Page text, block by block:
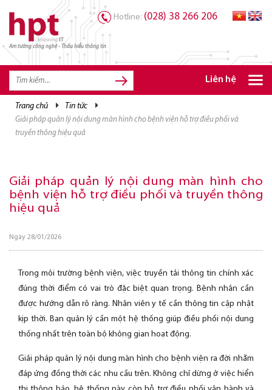
Am tường công nghệ - Thấu hiểu thông tin
Hotline: (028) 38 266 206
Liên hệ
trang chủ tin tức
giải pháp quản lý nội dung màn hình cho bệnh viện hỗ trợ điều phối và
truyền thông hiệu quả
Giải pháp quản lý nội dung màn hình cho
bệnh viện hỗ trợ điều phối và truyền thông
hiệu quả
Ngày 28/01/2026
Trong môi trường bệnh viện, việc truyền tải thông tin chính xác
đúng thời điểm có vai trò đặc biệt quan trọng. Bệnh nhân cần
được hướng dẫn rõ ràng. Nhân viên y tế cần thông tin cập nhật
kịp thời. Ban quản lý cần một hệ thống giúp điều phối nội dung
thống nhất trên toàn bộ không gian hoạt động.
Giải pháp quản lý nội dung màn hình cho bệnh viện ra đời nhằm
đáp ứng đồng thời các nhu cầu trên. Không chỉ dừng ở việc hiển
TRANG CHỦ
TRANG CHỦ
GIẢI PHÁP
DỊCH VỤ
CƠ HỘI NGHỀ NGHIỆP